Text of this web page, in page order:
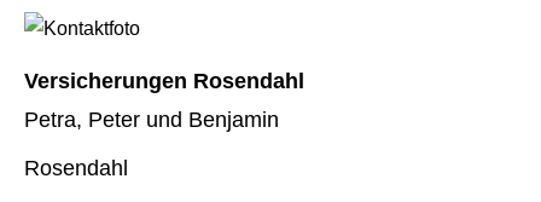
Versicherungen Rosendahl
Petra, Peter und Benjamin
Rosendahl